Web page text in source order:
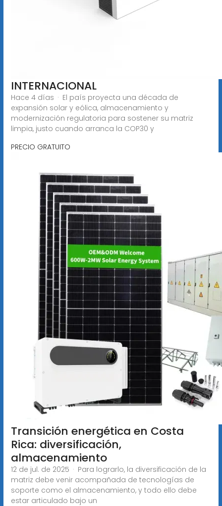
INTERNACIONAL
Hace 4 días · El país proyecta una década de
expansión solar y eólica, almacenamiento y
modernización regulatoria para sostener su matriz
limpia, justo cuando arranca la COP30 y
PRECIO GRATUITO
Transición energética en Costa
Rica: diversificación,
almacenamiento
12 de jul. de 2025 · Para lograrlo, la diversificación de la
matriz debe venir acompañada de tecnologías de
soporte como el almacenamiento, y todo ello debe
estar articulado bajo un